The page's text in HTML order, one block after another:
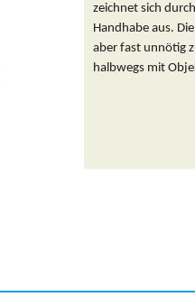
zeichnet sich
Handhabe aus.
aber fast unnötig
halbwegs mit